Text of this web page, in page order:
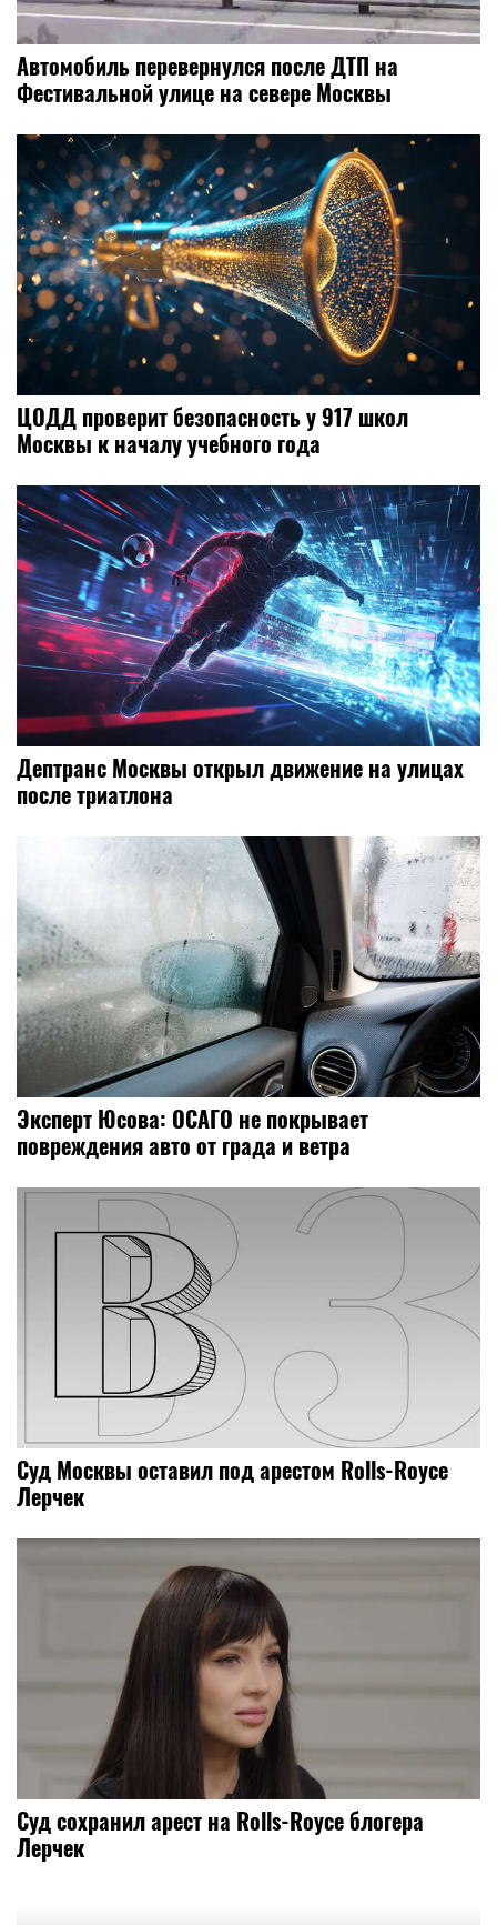
Автомобиль перевернулся после ДТП на
Фестивальной улице на севере Москвы
ЦОДД проверит безопасность у 917 школ
Москвы к началу учебного года
Дептранс Москвы открыл движение на улицах
после триатлона
Эксперт Юсова: ОСАГО не покрывает
повреждения авто от града и ветра
Суд Москвы оставил под арестом Rolls-Royce
Лерчек
Суд сохранил арест на Rolls-Royce блогера
Лерчек